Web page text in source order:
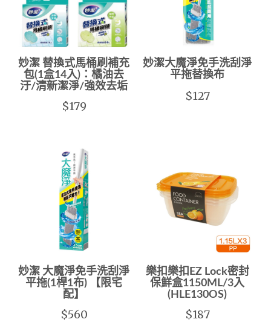
妙潔 替換式馬桶刷補充
包(1盒14入)：橘油去
汙/清新潔淨/強效去垢
$179
妙潔大魔淨免手洗刮淨
平拖替換布
$127
妙潔 大魔淨免手洗刮淨
平拖(1桿1布) 【限宅
配】
$560
樂扣樂扣EZ Lock密封
保鮮盒1150ML/3入
(HLE130OS)
$187